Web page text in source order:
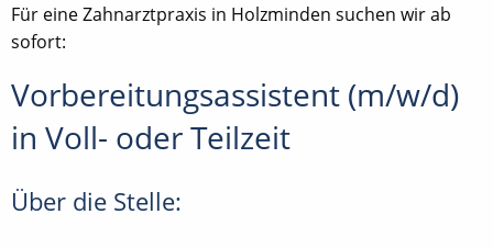
Für eine Zahnarztpraxis in Holzminden suchen wir ab
sofort:
Vorbereitungsassistent (m/w/d)
in Voll- oder Teilzeit
Über die Stelle: